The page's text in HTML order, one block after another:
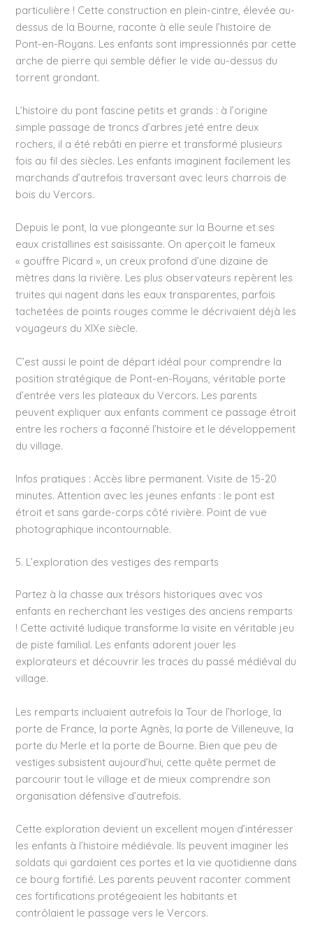
particulière ! Cette construction en plein-cintre, élevée au-
dessus de la Bourne, raconte à elle seule l’histoire de
Pont-en-Royans. Les enfants sont impressionnés par cette
arche de pierre qui semble défier le vide au-dessus du
torrent grondant.
L’histoire du pont fascine petits et grands : à l’origine
simple passage de troncs d’arbres jeté entre deux
rochers, il a été rebâti en pierre et transformé plusieurs
fois au fil des siècles. Les enfants imaginent facilement les
marchands d’autrefois traversant avec leurs charrois de
bois du Vercors.
Depuis le pont, la vue plongeante sur la Bourne et ses
eaux cristallines est saisissante. On aperçoit le fameux
« gouffre Picard », un creux profond d’une dizaine de
mètres dans la rivière. Les plus observateurs repèrent les
truites qui nagent dans les eaux transparentes, parfois
tachetées de points rouges comme le décrivaient déjà les
voyageurs du XIXe siècle.
C’est aussi le point de départ idéal pour comprendre la
position stratégique de Pont-en-Royans, véritable porte
d’entrée vers les plateaux du Vercors. Les parents
peuvent expliquer aux enfants comment ce passage étroit
entre les rochers a façonné l’histoire et le développement
du village.
Infos pratiques : Accès libre permanent. Visite de 15-20
minutes. Attention avec les jeunes enfants : le pont est
étroit et sans garde-corps côté rivière. Point de vue
photographique incontournable.
5. L’exploration des vestiges des remparts
Partez à la chasse aux trésors historiques avec vos
enfants en recherchant les vestiges des anciens remparts
! Cette activité ludique transforme la visite en véritable jeu
de piste familial. Les enfants adorent jouer les
explorateurs et découvrir les traces du passé médiéval du
village.
Les remparts incluaient autrefois la Tour de l’horloge, la
porte de France, la porte Agnès, la porte de Villeneuve, la
porte du Merle et la porte de Bourne. Bien que peu de
vestiges subsistent aujourd’hui, cette quête permet de
parcourir tout le village et de mieux comprendre son
organisation défensive d’autrefois.
Cette exploration devient un excellent moyen d’intéresser
les enfants à l’histoire médiévale. Ils peuvent imaginer les
soldats qui gardaient ces portes et la vie quotidienne dans
ce bourg fortifié. Les parents peuvent raconter comment
ces fortifications protégeaient les habitants et
contrôlaient le passage vers le Vercors.